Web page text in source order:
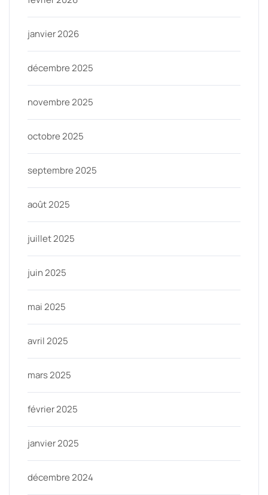
janvier 2026
décembre 2025
novembre 2025
octobre 2025
septembre 2025
août 2025
juillet 2025
juin 2025
mai 2025
avril 2025
mars 2025
février 2025
janvier 2025
décembre 2024